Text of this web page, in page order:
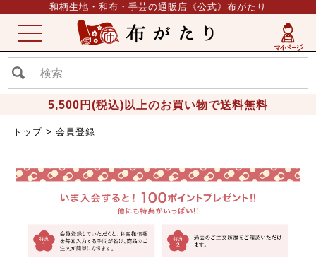
和柄生地・和布・手芸の通販店《公式》布がたり
5,500円(税込)以上のお買い物で送料無料
ME
NU
トップ 会員登録